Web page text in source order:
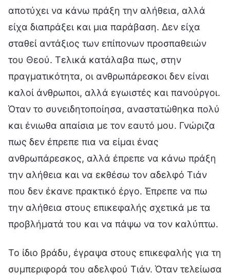
αποτύχει να κάνω πράξη την αλήθεια, αλλά
είχα διαπράξει και μια παράβαση. Δεν είχα
σταθεί αντάξιος των επίπονων προσπαθειών
του Θεού. Τελικά κατάλαβα πως, στην
πραγματικότητα, οι ανθρωπάρεσκοι δεν είναι
καλοί άνθρωποι, αλλά εγωιστές και πανούργοι.
Όταν το συνειδητοποίησα, αναστατώθηκα πολύ
και ένιωθα απαίσια με τον εαυτό μου. Γνώριζα
πως δεν έπρεπε πια να είμαι ένας
ανθρωπάρεσκος, αλλά έπρεπε να κάνω πράξη
την αλήθεια και να εκθέσω τον αδελφό Τιάν
που δεν έκανε πρακτικό έργο. Έπρεπε να πω
την αλήθεια στους επικεφαλής σχετικά με τα
προβλήματά του και να πάψω να τον καλύπτω.
Το ίδιο βράδυ, έγραψα στους επικεφαλής για τη
συμπεριφορά του αδελφού Τιάν. Όταν τελείωσα